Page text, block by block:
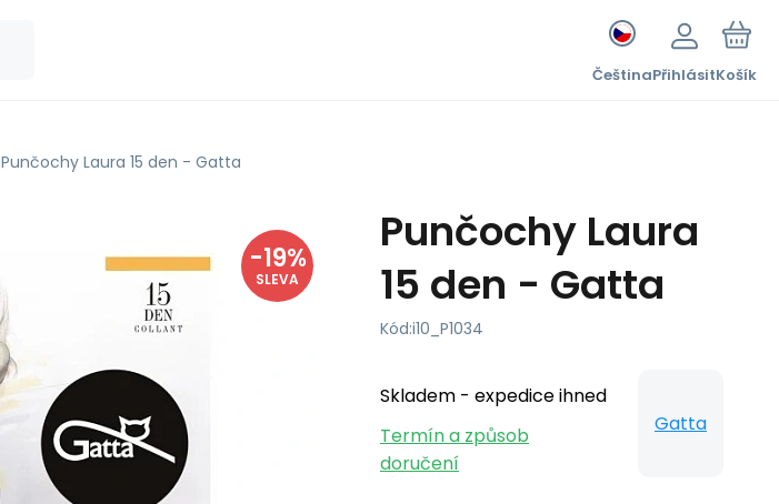
ČeštinaPřihlásitKošík
Punčochy Laura 15 den - Gatta
-19%
SLEVA
Punčochy Laura
15 den - Gatta
Kód:i10_P1034
Skladem - expedice ihned
Termín a způsob
doručení
Gatta